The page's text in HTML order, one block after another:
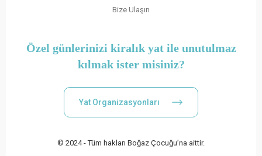
Bize Ulaşın
Özel günlerinizi kiralık yat ile unutulmaz
kılmak ister misiniz?
Yat Organizasyonları
© 2024 - Tüm hakları Boğaz Çocuğu’na aittir.